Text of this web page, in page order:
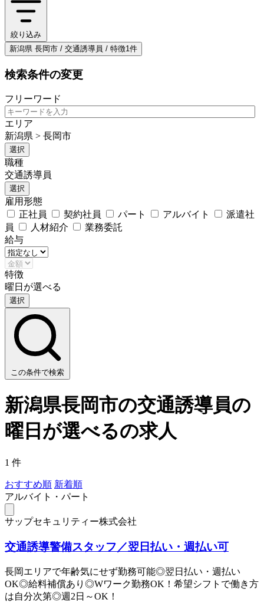
絞り込み
新潟県 長岡市 / 交通誘導員 / 特徴1件
検索条件の変更
フリーワード
エリア
新潟県 > 長岡市
選択
職種
交通誘導員
選択
雇用形態
正社員
契約社員 パート アルバイト
派遣社
員
人材紹介
業務委託
給与
特徴
曜日が選べる
選択
この条件で検索
新潟県長岡市の交通誘導員の
曜日が選べるの求人
1 件
おすすめ順 新着順
アルバイト・パート
サップセキュリティー株式会社
交通誘導警備スタッフ／翌日払い・週払い可
長岡エリアで年齢気にせず勤務可能◎翌日払い・週払い
OK◎給料補償あり◎Wワーク勤務OK！希望シフトで働き方
は自分次第◎週2日～OK！